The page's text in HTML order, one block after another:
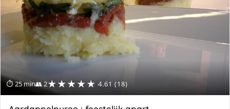
⏱ 25 min👥 2★★★★★ 4.61 (18)